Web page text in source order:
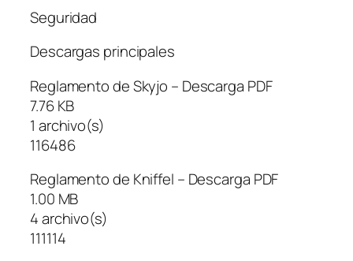
Seguridad
Descargas principales
Reglamento de Skyjo – Descarga PDF
7.76 KB
1 archivo(s)
116486
Reglamento de Kniffel – Descarga PDF
1.00 MB
4 archivo(s)
111114